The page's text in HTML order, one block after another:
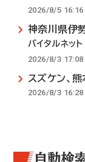
2026/8/5 16:16
神奈川県伊
バイタルネット
2026/8/3 17:08
スズケン、
2026/8/3 16:28
自動検